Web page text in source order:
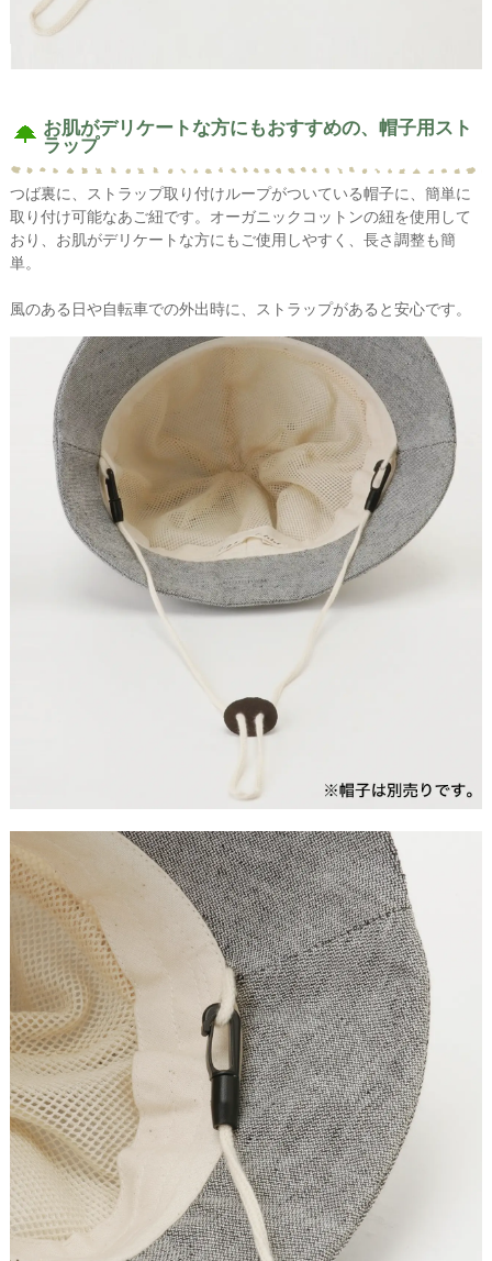
お肌がデリケートな方にもおすすめの、帽子用スト
ラップ
つば裏に、ストラップ取り付けループがついている帽子に、簡単に
取り付け可能なあご紐です。オーガニックコットンの紐を使用して
おり、お肌がデリケートな方にもご使用しやすく、長さ調整も簡
単。
風のある日や自転車での外出時に、ストラップがあると安心です。